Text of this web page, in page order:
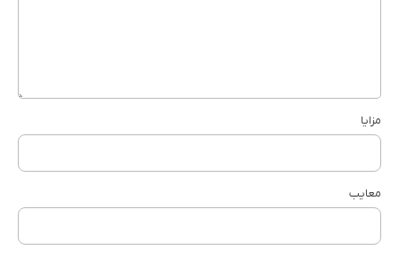
مزایا
معایب